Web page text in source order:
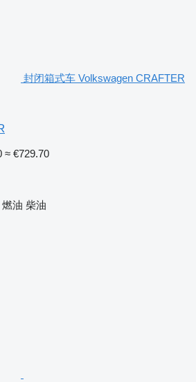
封闭箱式车 Volkswagen CRAFTER
≈ €729.70
燃油 柴油